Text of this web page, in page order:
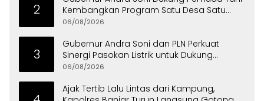
2
Kembangkan Program Satu Desa Satu
Hektare Jagung
06/08/2026
3
Gubernur Andra Soni dan PLN Perkuat
Sinergi Pasokan Listrik untuk Dukung
Investasi
06/08/2026
Ajak Tertib Lalu Lintas dari Kampung,